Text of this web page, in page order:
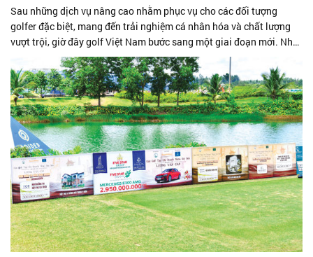
Sau những dịch vụ nâng cao nhằm phục vụ cho các đối tượng
golfer đặc biệt, mang đến trải nghiệm cá nhân hóa và chất lượng
vượt trội, giờ đây golf Việt Nam bước sang một giai đoạn mới. Nhu
cầu về trải nghiệm...